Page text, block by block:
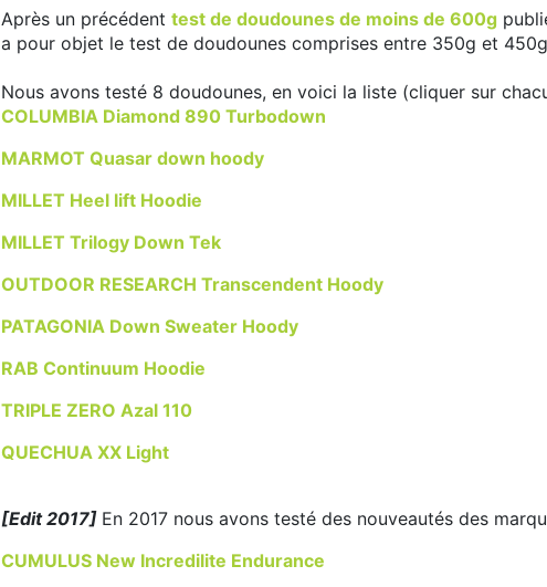
Après un précédent test de doudounes de moins de 600g
a pour objet le test de doudounes comprises entre 350g et
Nous avons testé 8 doudounes, en voici la liste (cliquer sur
COLUMBIA Diamond 890 Turbodown
MARMOT Quasar down hoody
MILLET Heel lift Hoodie
MILLET Trilogy Down Tek
OUTDOOR RESEARCH Transcendent Hoody
PATAGONIA Down Sweater Hoody
RAB Continuum Hoodie
TRIPLE ZERO Azal 110
QUECHUA XX Light
[Edit 2017] En 2017 nous avons testé des nouveautés des
CUMULUS New Incredilite Endurance